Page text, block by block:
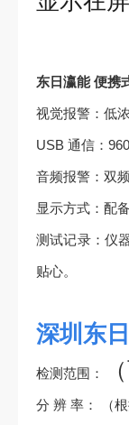
东日瀛能 便携
视觉报警：低
USB 通信：
音频报警：双
显示方式：配
测试记录：仪
贴心。
深圳东
检测范围：
分 辨 率： （